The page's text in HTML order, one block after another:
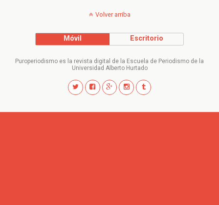
Volver arriba
Móvil Escritorio
Puroperiodismo es la revista digital de la Escuela de Periodismo de la
Universidad Alberto Hurtado